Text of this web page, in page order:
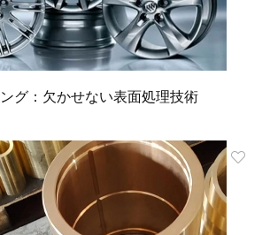
グ：欠かせない表面処理技術